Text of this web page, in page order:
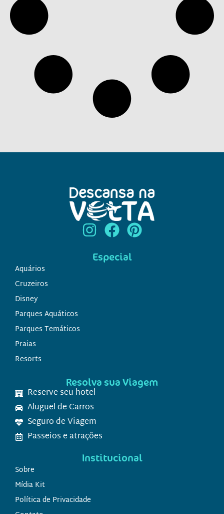
Especial
Aquários
Cruzeiros
Disney
Parques Aquáticos
Parques Temáticos
Praias
Resorts
Resolva sua Viagem
Reserve seu hotel
Aluguel de Carros
Seguro de Viagem
Passeios e atrações
Institucional
Sobre
Mídia Kit
Política de Privacidade